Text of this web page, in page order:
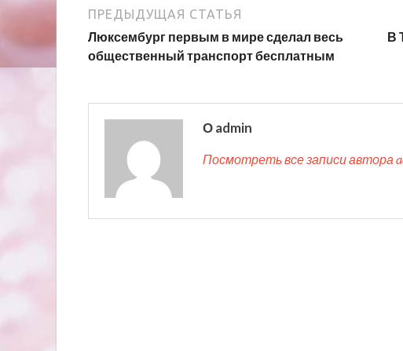
ПРЕДЫДУЩАЯ СТАТЬЯ
Люксембург первым в мире сделал весь
общественный транспорт бесплатным
В
О admin
Посмотреть все записи автора